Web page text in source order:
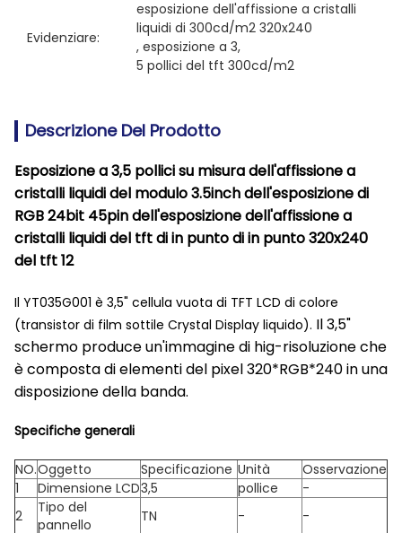
Evidenziare:
esposizione dell'affissione a cristalli
liquidi di 300cd/m2 320x240
, esposizione a 3,
5 pollici del tft 300cd/m2
Descrizione Del Prodotto
Esposizione a 3,5 pollici su misura dell'affissione a
cristalli liquidi del modulo 3.5inch dell'esposizione di
RGB 24bit 45pin dell'esposizione dell'affissione a
cristalli liquidi del tft di in punto di in punto 320x240
del tft 12
Il YT035G001 è 3,5" cellula vuota di TFT LCD di colore
(transistor di film sottile Crystal Display liquido). Il 3,5"
schermo produce un'immagine di hig-risoluzione che
è composta di elementi del pixel 320*RGB*240 in una
disposizione della banda.
Specifiche generali
NO.Oggetto Specificazione Unità
Osservazione
1
Dimensione LCD3,5 pollice
-
2
Tipo del
pannello
TN - -